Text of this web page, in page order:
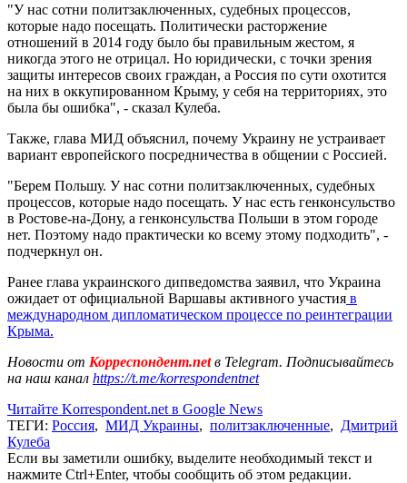
"У нас сотни политзаключенных, судебных процессов,
которые надо посещать. Политически расторжение
отношений в 2014 году было бы правильным жестом, я
никогда этого не отрицал. Но юридически, с точки зрения
защиты интересов своих граждан, а Россия по сути охотится
на них в оккупированном Крыму, у себя на территориях, это
была бы ошибка", - сказал Кулеба.
Также, глава МИД объяснил, почему Украину не устраивает
вариант европейского посредничества в общении с Россией.
"Берем Польшу. У нас сотни политзаключенных, судебных
процессов, которые надо посещать. У нас есть генконсульство
в Ростове-на-Дону, а генконсульства Польши в этом городе
нет. Поэтому надо практически ко всему этому подходить", -
подчеркнул он.
Ранее глава украинского дипведомства заявил, что Украина
ожидает от официальной Варшавы активного участия в
международном дипломатическом процессе по реинтеграции
Крыма.
Новости от Корреспондент.netв Telegram. Подписывайтесь
на наш канал https://t.me/korrespondentnet
Читайте Korrespondent.net в Google News
ТЕГИ: Россия, МИД Украины, политзаключенные, Дмитрий
Кулеба
Если вы заметили ошибку, выделите необходимый текст и
нажмите Ctrl+Enter, чтобы сообщить об этом редакции.